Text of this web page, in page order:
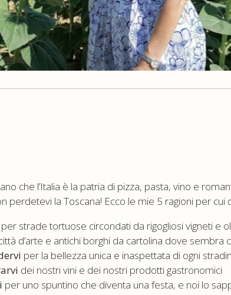
che l’Italia è la patria di pizza, pasta, vino e
perdetevi la Toscana! Ecco le mie 5 ragioni per
per strade tortuose circondati da rigogliosi vigneti e
d’arte e antichi borghi da cartolina dove
per la bellezza unica e inaspettata di ogni
dei nostri vini e dei nostri prodotti gastronomici
per uno spuntino che diventa una festa, e noi lo